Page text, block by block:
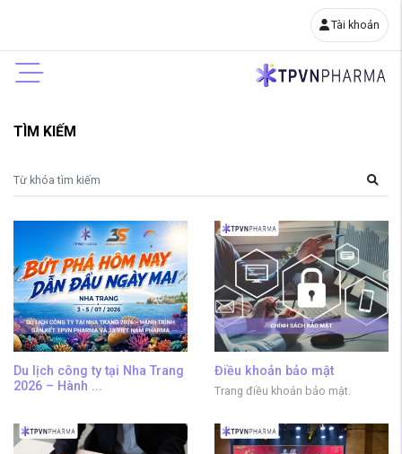
Tài khoản
TÌM KIẾM
Du lịch công ty tại Nha Trang
2026 – Hành ...
Điều khoản bảo mật
Trang điều khoản bảo mật.